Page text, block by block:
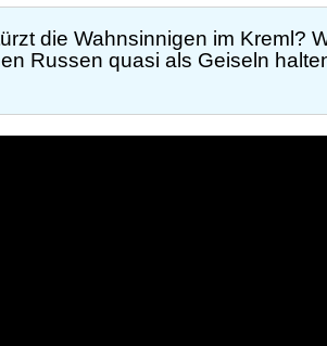
die Wahnsinnigen im Kreml?
Russen quasi als Geiseln